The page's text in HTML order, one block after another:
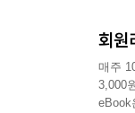
아무
삼켜
회원
매주
3,000
eBook